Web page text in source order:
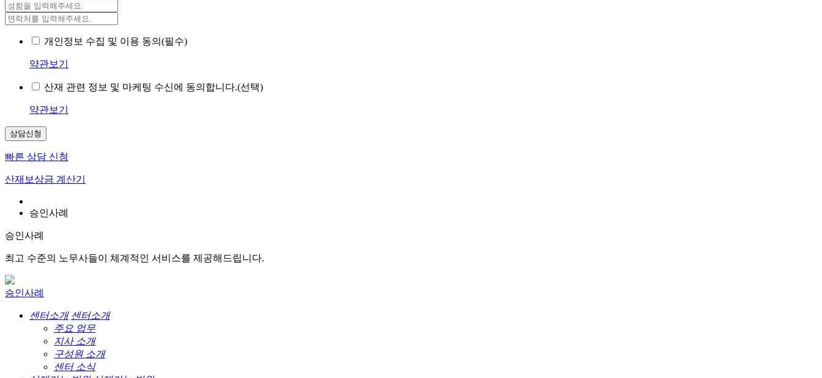
개인정보 수집 및 이용 동의(필수)
약관보기
산재 관련 정보 및 마케팅 수신에 동의합니다.(선택)
약관보기
상담신청
빠른 상담 신청
산재보상금 계산기
승인사례
승인사례
최고 수준의 노무사들이 체계적인 서비스를 제공해드립니다.
승인사례
센터소개 센터소개
주요 업무
지사 소개
구성원 소개
센터 소식